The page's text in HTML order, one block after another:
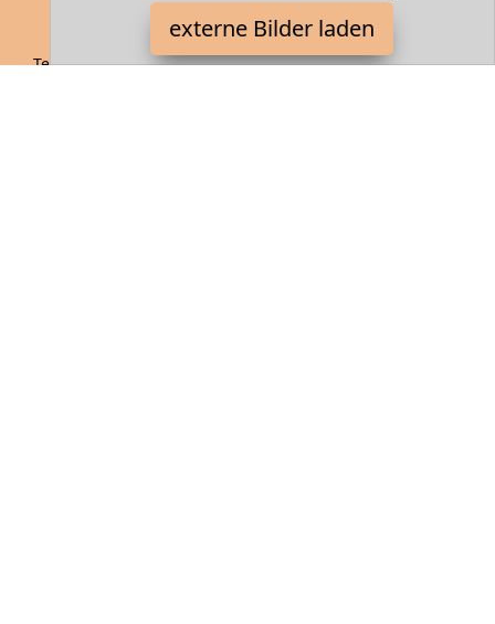
externe Bilder laden
WITTCHEN
Textilien aufende und in jede Richtung bewegliche Rollen